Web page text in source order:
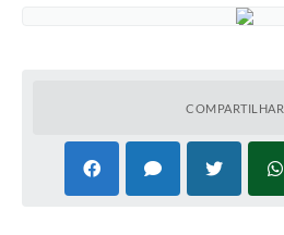
COMPARTILHAR